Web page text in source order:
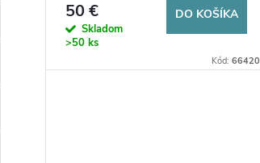
d
50 €
Skladom
>50 ks
DO KOŠÍKA
Kód:66420